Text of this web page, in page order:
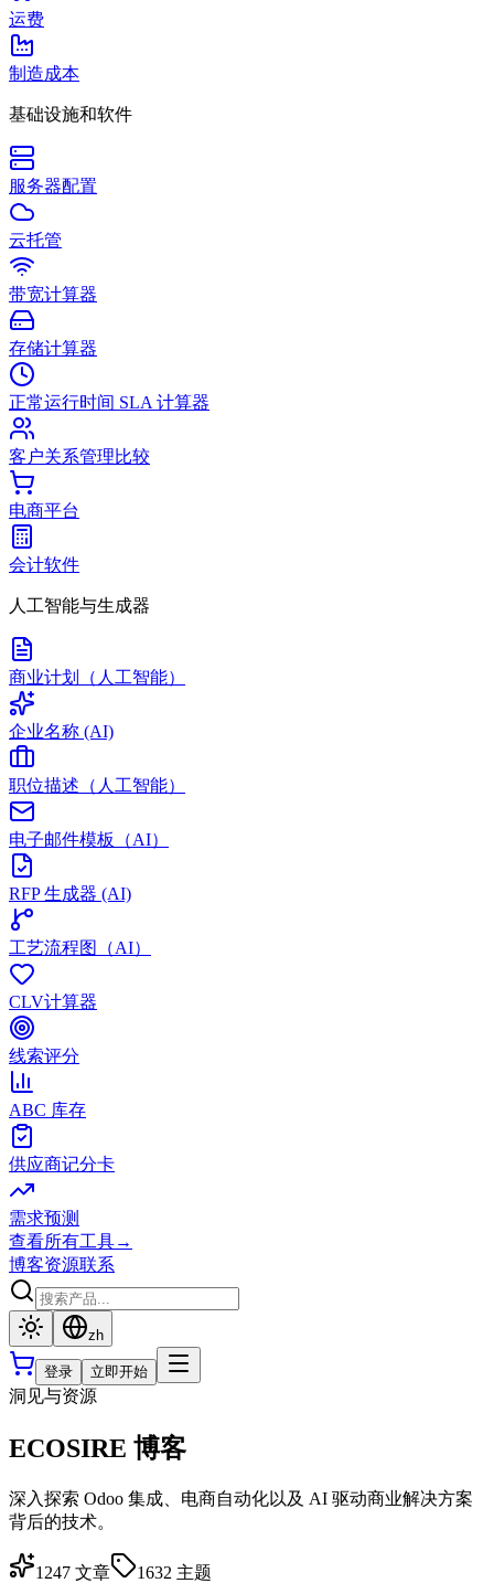
运费
制造成本
基础设施和软件
服务器配置
云托管
带宽计算器
存储计算器
正常运行时间 SLA 计算器
客户关系管理比较
电商平台
会计软件
人工智能与生成器
商业计划（人工智能）
企业名称 (AI)
职位描述（人工智能）
电子邮件模板（AI）
RFP 生成器 (AI)
工艺流程图（AI）
CLV计算器
线索评分
ABC 库存
供应商记分卡
需求预测
查看所有工具→
博客资源联系
zh
登录 立即开始
洞见与资源
ECOSIRE 博客
深入探索 Odoo 集成、电商自动化以及 AI 驱动商业解决方案
背后的技术。
1247 文章 1632 主题